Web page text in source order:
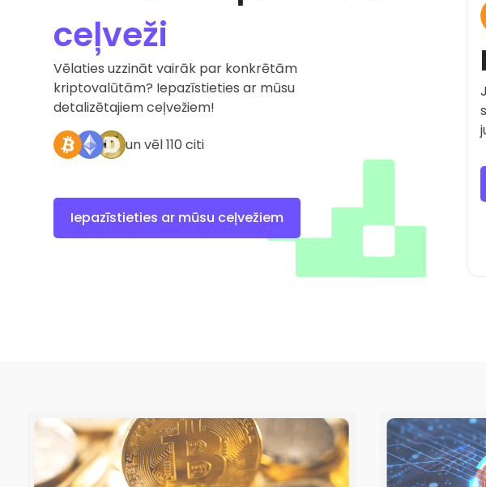
ceļveži
Vēlaties uzzināt vairāk par konkrētām
kriptovalūtām? Iepazīstieties ar mūsu
detalizētajiem ceļvežiem!
un vēl 110 citi
Iepazīstieties ar mūsu ceļvežiem